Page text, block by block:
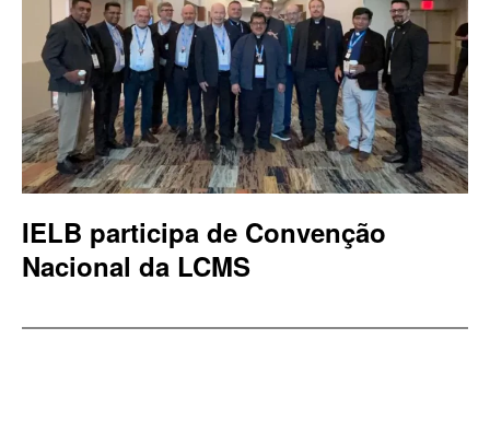
IELB participa de Convenção
Nacional da LCMS